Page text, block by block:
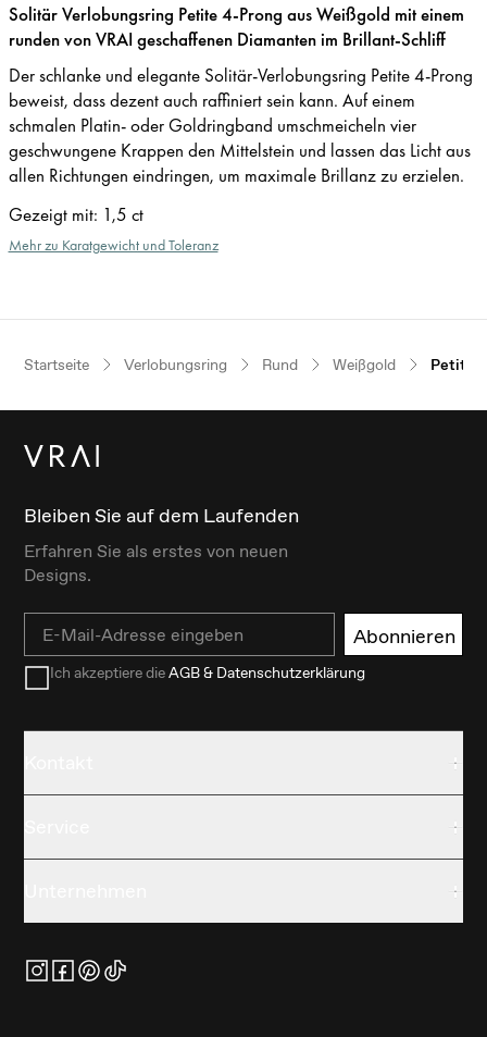
Solitär Verlobungsring Petite 4-Prong aus Weißgold mit einem
runden von VRAI geschaffenen Diamanten im Brillant-Schliff
Der schlanke und elegante Solitär-Verlobungsring Petite 4-Prong
beweist, dass dezent auch raffiniert sein kann. Auf einem
schmalen Platin- oder Goldringband umschmeicheln vier
geschwungene Krappen den Mittelstein und lassen das Licht aus
allen Richtungen eindringen, um maximale Brillanz zu erzielen.
Gezeigt mit: 1,5 ct
Mehr zu Karatgewicht und Toleranz
Startseite Verlobungsring Rund Weißgold Petite
Bleiben Sie auf dem Laufenden
Erfahren Sie als erstes von neuen
Designs.
Email Abonnieren
Ich akzeptiere dieAGB & Datenschutzerklärung